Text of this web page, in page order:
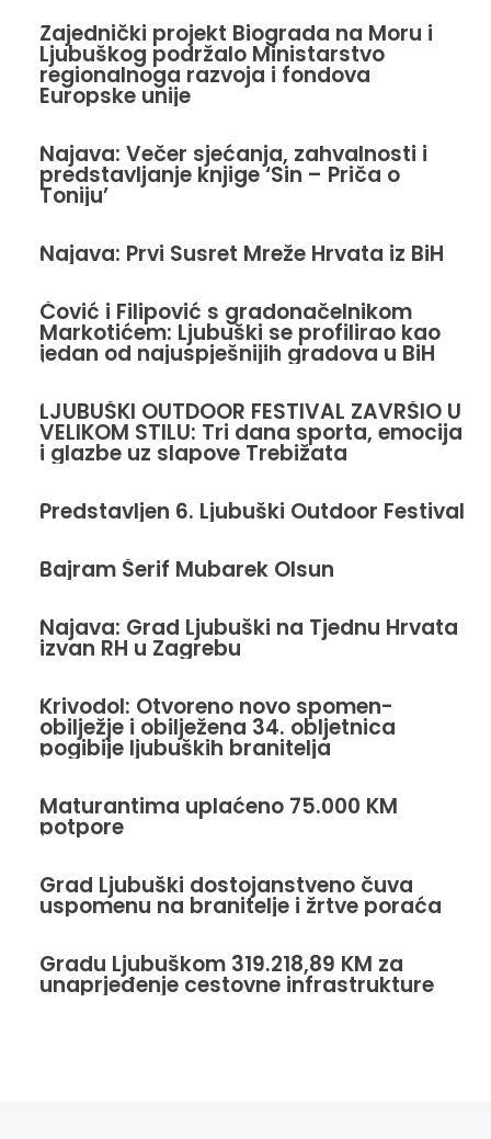
Zajednički projekt Biograda na Moru i
Ljubuškog podržalo Ministarstvo
regionalnoga razvoja i fondova
Europske unije
Najava: Večer sjećanja, zahvalnosti i
predstavljanje knjige ‘Sin – Priča o
Toniju’
Najava: Prvi Susret Mreže Hrvata iz BiH
Čović i Filipović s gradonačelnikom
Markotićem: Ljubuški se profilirao kao
jedan od najuspješnijih gradova u BiH
LJUBUŠKI OUTDOOR FESTIVAL ZAVRŠIO U
VELIKOM STILU: Tri dana sporta, emocija
i glazbe uz slapove Trebižata
Predstavljen 6. Ljubuški Outdoor Festival
Bajram Šerif Mubarek Olsun
Najava: Grad Ljubuški na Tjednu Hrvata
izvan RH u Zagrebu
Krivodol: Otvoreno novo spomen-
obilježje i obilježena 34. obljetnica
pogibije ljubuških branitelja
Maturantima uplaćeno 75.000 KM
potpore
Grad Ljubuški dostojanstveno čuva
uspomenu na branitelje i žrtve poraća
Gradu Ljubuškom 319.218,89 KM za
unaprjeđenje cestovne infrastrukture